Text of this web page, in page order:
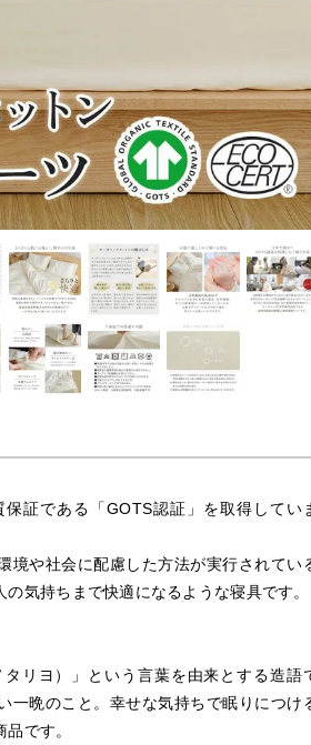
証である「GOTS認証」を取得してい
境や社会に配慮した方法が実行されてい
気持ちまで快適になるような寝具です。
リヨ）」という言葉を由来とする造語
一晩のこと。幸せな気持ちで眠りにつけ
です。